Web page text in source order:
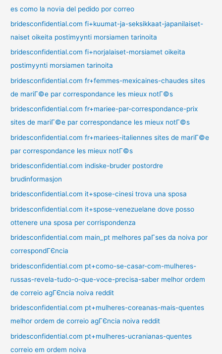
es como la novia del pedido por correo
bridesconfidential.com fi+kuumat-ja-seksikkaat-japanilaiset-
naiset oikeita postimyynti morsiamen tarinoita
bridesconfidential.com fi+norjalaiset-morsiamet oikeita
postimyynti morsiamen tarinoita
bridesconfidential.com fr+femmes-mexicaines-chaudes sites
de mariГ©e par correspondance les mieux notГ©s
bridesconfidential.com fr+mariee-par-correspondance-prix
sites de mariГ©e par correspondance les mieux notГ©s
bridesconfidential.com fr+mariees-italiennes sites de mariГ©e
par correspondance les mieux notГ©s
bridesconfidential.com indiske-bruder postordre
brudinformasjon
bridesconfidential.com it+spose-cinesi trova una sposa
bridesconfidential.com it+spose-venezuelane dove posso
ottenere una sposa per corrispondenza
bridesconfidential.com main_pt melhores paГ­ses da noiva por
correspondГЄncia
bridesconfidential.com pt+como-se-casar-com-mulheres-
russas-revela-tudo-o-que-voce-precisa-saber melhor ordem
de correio agГЄncia noiva reddit
bridesconfidential.com pt+mulheres-coreanas-mais-quentes
melhor ordem de correio agГЄncia noiva reddit
bridesconfidential.com pt+mulheres-ucranianas-quentes
correio em ordem noiva